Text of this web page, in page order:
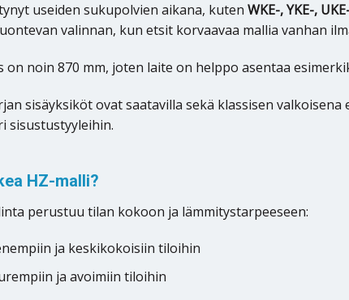
useiden sukupolvien aikana, kuten WKE-, YKE-,
valinnan, kun etsit korvaavaa mallia vanhan
on noin 870 mm, joten laite on helppo asentaa
sisäyksiköt ovat saatavilla sekä klassisen
sisustustyyleihin.
HZ-malli?
perustuu tilan kokoon ja lämmitystarpeeseen:
ja keskikokoisiin tiloihin
ja avoimiin tiloihin